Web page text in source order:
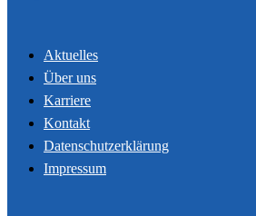
Aktuelles
Über uns
Karriere
Kontakt
Datenschutzerklärung
Impressum